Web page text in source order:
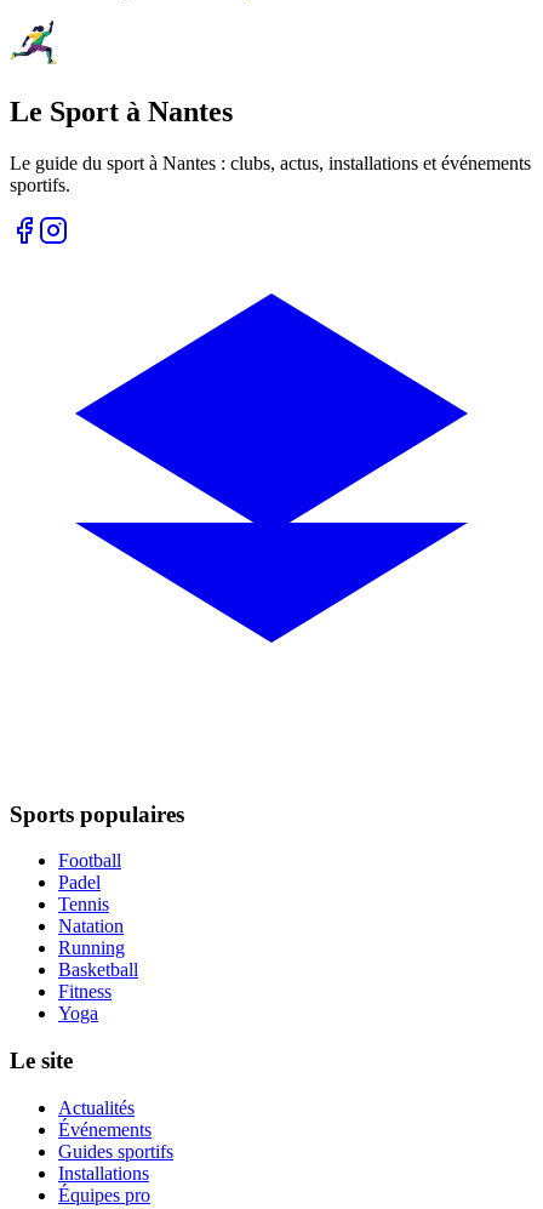
Le Sport à Nantes
Le guide du sport à Nantes : clubs, actus, installations et événements
sportifs.
Sports populaires
Football
Padel
Tennis
Natation
Running
Basketball
Fitness
Yoga
Le site
Actualités
Événements
Guides sportifs
Installations
Équipes pro